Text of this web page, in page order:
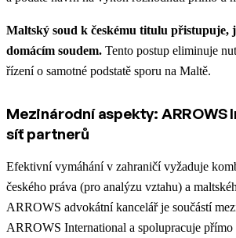
Maltský soud k českému titulu přistupuje,
domácím soudem. Tento postup eliminuje
řízení o samotné podstatě sporu na Maltě.
Mezinárodní aspekty: ARROWS
síť partnerů
Efektivní vymáhání v zahraničí vyžaduje
českého práva (pro analýzu vztahu) a
ARROWS advokátní kancelář je součástí
ARROWS International a spolupracuje přímo